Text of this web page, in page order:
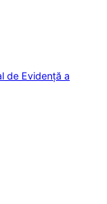
de Evidență a